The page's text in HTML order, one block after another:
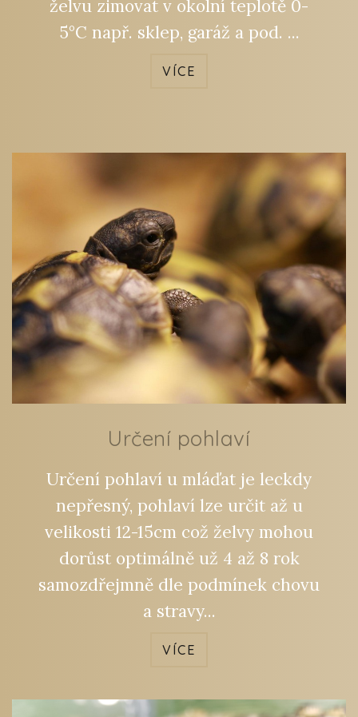
želvu zimovat v okolní teplotě 0-
5°C např. sklep, garáž a pod. ...
VÍCE
Určení pohlaví
Určení pohlaví u mláďat je leckdy
nepřesný, pohlaví lze určit až u
velikosti 12-15cm což želvy mohou
dorůst optimálně už 4 až 8 rok
samozdřejmně dle podmínek chovu
a stravy...
VÍCE